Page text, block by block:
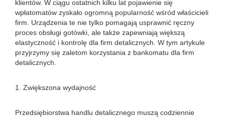
klientów. W ciągu ostatnich kilku lat pojawienie się
wpłatomatów zyskało ogromną popularność wśród właścicieli
firm. Urządzenia te nie tylko pomagają usprawnić ręczny
proces obsługi gotówki, ale także zapewniają większą
elastyczność i kontrolę dla firm detalicznych. W tym artykule
przyjrzymy się zaletom korzystania z bankomatu dla firm
detalicznych.
1. Zwiększona wydajność
Przedsiębiorstwa handlu detalicznego muszą codziennie